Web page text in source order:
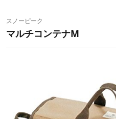
スノーピーク
マルチコンテナM